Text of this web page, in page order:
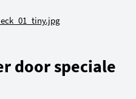
door speciale